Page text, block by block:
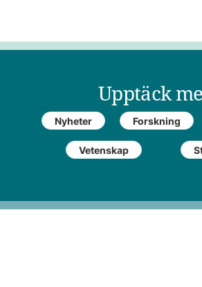
Upptäck
Nyheter Forskning
Vetenskap